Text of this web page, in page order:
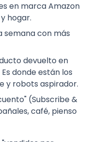
en marca Amazon
hogar.
semana con más
devuelto en
donde están los
y robots aspirador.
(Subscribe &
café, pienso